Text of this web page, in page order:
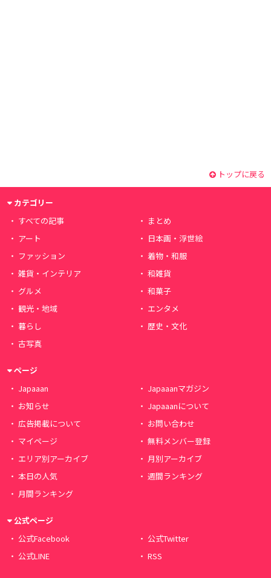
トップに戻る
カテゴリー
すべての記事
まとめ
アート
日本画・浮世絵
ファッション
着物・和服
雑貨・インテリア
和雑貨
グルメ
和菓子
観光・地域
エンタメ
暮らし
歴史・文化
古写真
ページ
Japaaan
Japaaanマガジン
お知らせ
Japaaanについて
広告掲載について
お問い合わせ
マイページ
無料メンバー登録
エリア別アーカイブ
月別アーカイブ
本日の人気
週間ランキング
月間ランキング
公式ページ
公式Facebook
公式Twitter
公式LINE
RSS